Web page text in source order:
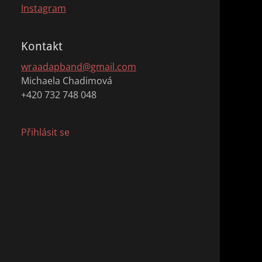
Instagram
Kontakt
wraadapband@gmail.com
Michaela Chadimová
+420 732 748 048
Přihlásit se